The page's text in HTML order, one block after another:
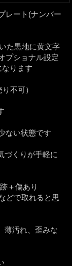
レート(ナンバー
た黒地に黄文字
プショナル設定
ります
不可）
ない状態です
づくりが手軽に
＋傷あり
どで取れると思
薄汚れ、歪みな